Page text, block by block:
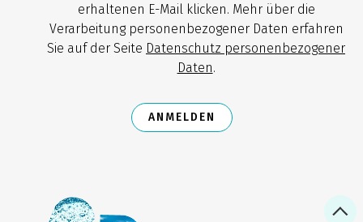
erhaltenen E-Mail klicken. Mehr über die
Verarbeitung personenbezogener Daten erfahren
Sie auf der Seite Datenschutz personenbezogener
Daten.
ANMELDEN